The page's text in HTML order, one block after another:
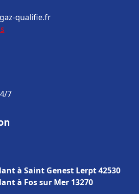
qualifie.fr
7
à Saint Genest Lerpt 42530
à Fos sur Mer 13270